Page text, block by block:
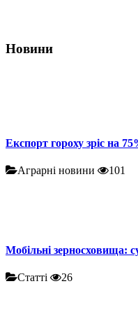
Новини
Експорт гороху зріс на
Аграрні новини 101
Мобільні зерносховища:
Статті 26